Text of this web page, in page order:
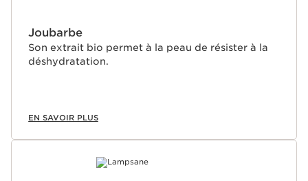
Joubarbe
Son extrait bio permet à la peau de résister à la
déshydratation.
EN SAVOIR PLUS